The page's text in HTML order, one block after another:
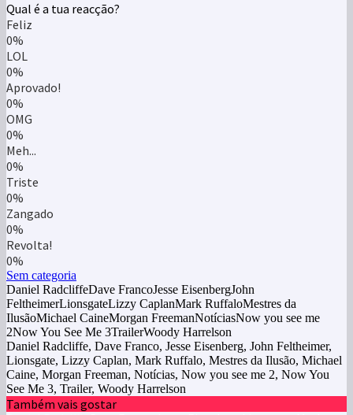
Qual é a tua reacção?
Feliz
0%
LOL
0%
Aprovado!
0%
OMG
0%
Meh...
0%
Triste
0%
Zangado
0%
Revolta!
0%
Sem categoria
Daniel RadcliffeDave FrancoJesse EisenbergJohn
FeltheimerLionsgateLizzy CaplanMark RuffaloMestres da
IlusãoMichael CaineMorgan FreemanNotíciasNow you see me
2Now You See Me 3TrailerWoody Harrelson
Daniel Radcliffe, Dave Franco, Jesse Eisenberg, John Feltheimer,
Lionsgate, Lizzy Caplan, Mark Ruffalo, Mestres da Ilusão, Michael
Caine, Morgan Freeman, Notícias, Now you see me 2, Now You
See Me 3, Trailer, Woody Harrelson
Também vais gostar